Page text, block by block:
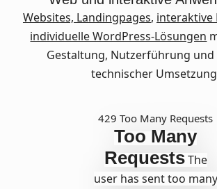
Websites, Landingpages, interaktive
individuelle WordPress-Lösungen
Gestaltung, Nutzerführung
technischer
429 Too Many Requests
Too Many
RequestsThe
user has sent too many